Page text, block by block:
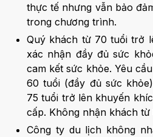
thực tế nhưng vẫn bảo
trong chương trình.
Quý khách từ 70 tuổi trở
xác nhận đầy đủ sức
cam kết sức khỏe. Yêu
60 tuổi (đầy đủ sức
75 tuổi trở lên khuyến
cấp. Không nhận khách
Công ty du lịch không